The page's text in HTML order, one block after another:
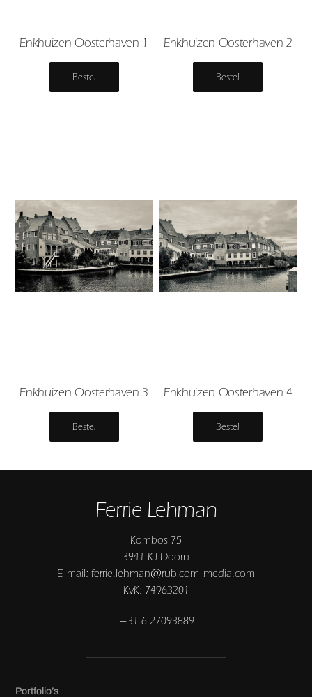
Enkhuizen Oosterhaven 1
Bestel
Enkhuizen Oosterhaven 2
Bestel
Enkhuizen Oosterhaven 3
Bestel
Enkhuizen Oosterhaven 4
Bestel
Ferrie Lehman
Kombos 75
3941 KJ Doorn
E-mail: ferrie.lehman@rubicom-media.com
KvK: 74963201
+31 6 27093889
Portfolio’s